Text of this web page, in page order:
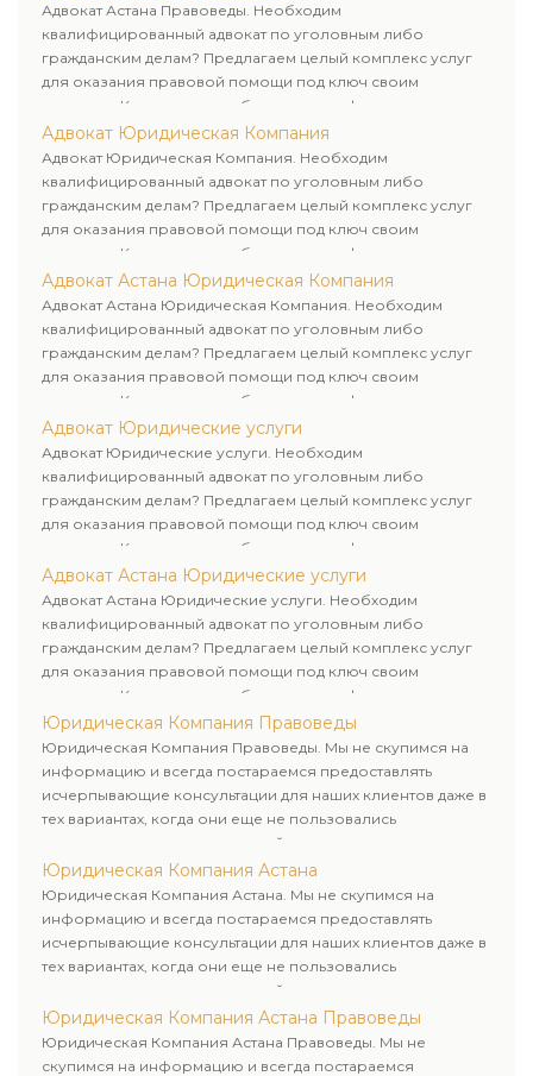
Адвокат Астана Правоведы. Необходим
квалифицированный адвокат по уголовным либо
гражданским делам? Предлагаем целый комплекс услуг
для оказания правовой помощи под ключ своим
клиентам. Комплексное обслуживание физических и
юридических лиц. Индивидуальный подход к каждому
клиенту.
Адвокат Юридическая Компания
Адвокат Юридическая Компания. Необходим
квалифицированный адвокат по уголовным либо
гражданским делам? Предлагаем целый комплекс услуг
для оказания правовой помощи под ключ своим
клиентам. Комплексное обслуживание физических и
юридических лиц. Индивидуальный подход к каждому
клиенту.
Адвокат Астана Юридическая Компания
Адвокат Астана Юридическая Компания. Необходим
квалифицированный адвокат по уголовным либо
гражданским делам? Предлагаем целый комплекс услуг
для оказания правовой помощи под ключ своим
клиентам. Комплексное обслуживание физических и
юридических лиц. Индивидуальный подход к каждому
клиенту.
Адвокат Юридические услуги
Адвокат Юридические услуги. Необходим
квалифицированный адвокат по уголовным либо
гражданским делам? Предлагаем целый комплекс услуг
для оказания правовой помощи под ключ своим
клиентам. Комплексное обслуживание физических и
юридических лиц. Индивидуальный подход к каждому
клиенту.
Адвокат Астана Юридические услуги
Адвокат Астана Юридические услуги. Необходим
квалифицированный адвокат по уголовным либо
гражданским делам? Предлагаем целый комплекс услуг
для оказания правовой помощи под ключ своим
клиентам. Комплексное обслуживание физических и
юридических лиц. Индивидуальный подход к каждому
клиенту.
Юридическая Компания Правоведы
Юридическая Компания Правоведы. Мы не скупимся на
информацию и всегда постараемся предоставлять
исчерпывающие консультации для наших клиентов даже в
тех вариантах, когда они еще не пользовались
юридическими услугами нашей компании.
Юридическая Компания Астана
Юридическая Компания Астана. Мы не скупимся на
информацию и всегда постараемся предоставлять
исчерпывающие консультации для наших клиентов даже в
тех вариантах, когда они еще не пользовались
юридическими услугами нашей компании.
Юридическая Компания Астана Правоведы
Юридическая Компания Астана Правоведы. Мы не
скупимся на информацию и всегда постараемся